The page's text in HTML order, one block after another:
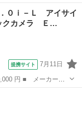
産・任意整理のご経験の...
０ｉ－Ｌ アイサイ
カメラ Ｅ…
提携サイト 7月11日
レード名： ２．０
メラ ＥＴＣ アダ